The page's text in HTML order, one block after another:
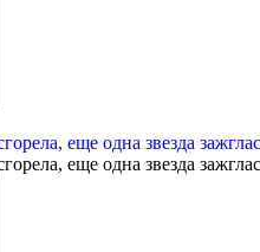
еще одна звезда
еще одна звезда